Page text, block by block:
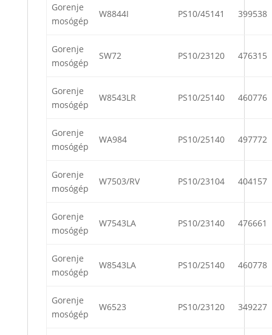
Gorenje
mosógép
W8844I PS10/45141 399538
Gorenje
mosógép
SW72 PS10/23120 476315
Gorenje
mosógép
W8543LR PS10/25140 460776
Gorenje
mosógép
WA984 PS10/25140 497772
Gorenje
mosógép
W7503/RV PS10/23104 404157
Gorenje
mosógép
W7543LA PS10/23140 476661
Gorenje
mosógép
W8543LA PS10/25140 460778
Gorenje
mosógép
W6523 PS10/23120 349227